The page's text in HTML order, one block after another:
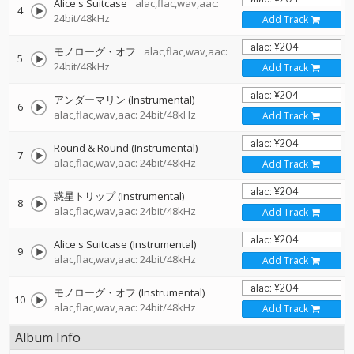
4 Alice's Suitcase
alac,flac,wav,aac:
24bit/48kHz
Add Track
5 モノローグ・オフ
alac,flac,wav,aac:
24bit/48kHz
Add Track
6
アンダーマリン (Instrumental)
alac,flac,wav,aac: 24bit/48kHz
Add Track
7
Round & Round (Instrumental)
alac,flac,wav,aac: 24bit/48kHz
Add Track
8
惑星トリップ (Instrumental)
alac,flac,wav,aac: 24bit/48kHz
Add Track
9
Alice's Suitcase (Instrumental)
alac,flac,wav,aac: 24bit/48kHz
Add Track
10
モノローグ・オフ (Instrumental)
alac,flac,wav,aac: 24bit/48kHz
Add Track
Album Info